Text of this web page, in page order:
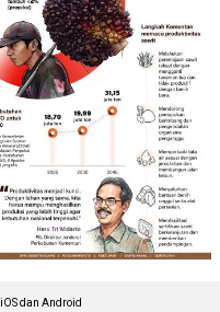
dan Android